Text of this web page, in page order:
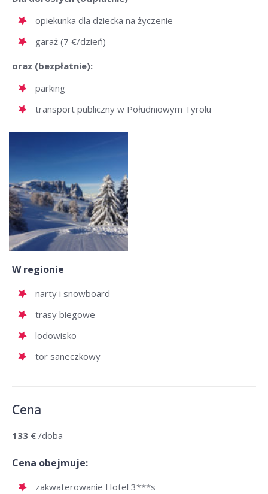
opiekunka dla dziecka na życzenie
garaż (7 €/dzień)
oraz (bezpłatnie):
parking
transport publiczny w Południowym Tyrolu
W regionie
narty i snowboard
trasy biegowe
lodowisko
tor saneczkowy
Cena
133 € /doba
Cena obejmuje:
zakwaterowanie Hotel 3***s